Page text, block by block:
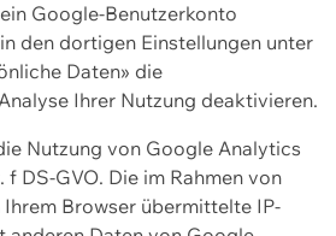
Google-Benutzerkonto
den dortigen Einstellungen unter
Daten» die
Ihrer Nutzung deaktivieren.
Nutzung von Google Analytics
f DS-GVO. Die im Rahmen von
Browser übermittelte IP-